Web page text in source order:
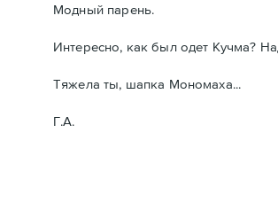
Модный парень.
Интересно, как был одет Кучма?
Тяжела ты, шапка Мономаха...
Г.А.